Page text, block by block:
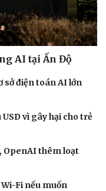
AI tại Ấn Độ
sở điện toán AI lớn
vì gây hại cho trẻ
OpenAI thêm loạt
Fi nếu muốn